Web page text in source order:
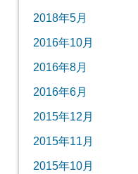
2018年5月
2016年10月
2016年8月
2016年6月
2015年12月
2015年11月
2015年10月